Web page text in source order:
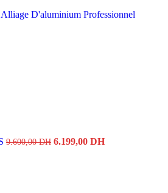
D'aluminium Professionnel
9.600,00DH Le
6.199,00 DHLe